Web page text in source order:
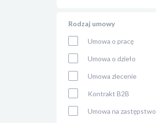
Rodzaj umowy
Umowa o pracę
Umowa o dzieło
Umowa zlecenie
Kontrakt B2B
Umowa na zastępstwo